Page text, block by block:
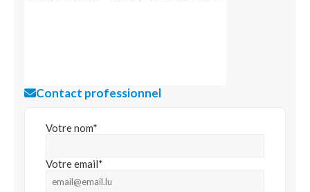
Contact professionnel
Votre nom*
Votre email*